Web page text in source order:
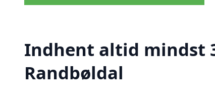
Indhent altid mindst
Randbøldal